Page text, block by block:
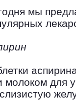
мы
молоком для